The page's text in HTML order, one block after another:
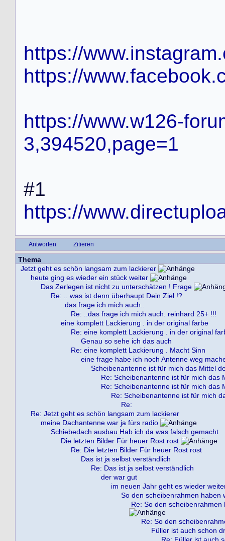
https://
https://
https://www.w126-
3,394520,page=1
#1
https://
Antworten Zitieren
Thema
Jetzt geht es schön langsam zum lackierer
heute ging es wieder ein stück weiter
Das Zerlegen ist nicht zu unterschätzen ! Frage
Re: .. was ist denn überhaupt Dein Ziel !?
..das frage ich mich auch..
Re: ..das frage ich mich auch. reinhard 25+ !!!
eine komplett Lackierung . in der original farbe
Re: eine komplett Lackierung . in der original
Genau so sehe ich das auch
Re: eine komplett Lackierung . Macht Sinn
eine frage habe ich noch Antenne weg
Scheibenantenne ist für mich das Mittel
Re: Scheibenantenne ist für mich das
Re: Scheibenantenne ist für mich das
Re: Scheibenantenne ist für mich
Re:
Re: Jetzt geht es schön langsam zum lackierer
meine Dachantenne war ja fürs radio
Schiebedach ausbau Hab ich da was falsch gemacht
Die letzten Bilder Für heuer Rost rost
Re: Die letzten Bilder Für heuer Rost rost
Das ist ja selbst verständlich
Re: Das ist ja selbst verständlich
der war gut
im neuen Jahr geht es wieder
So den scheibenrahmen haben
Re: So den scheibenrahmen
Re: So den
Füller ist auch schon